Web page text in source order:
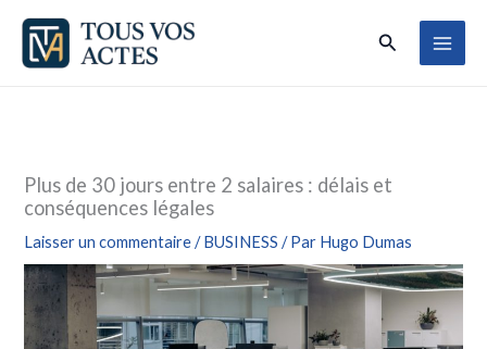
Aller
contenu
Rechercher
Plus de 30 jours entre 2 salaires : délais et
conséquences légales
Laisser un commentaire /BUSINESS / Par Hugo Dumas